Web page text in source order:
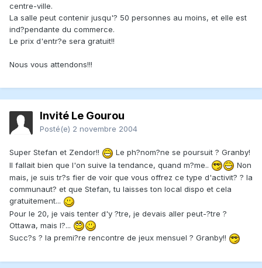
centre-ville.
La salle peut contenir jusqu'? 50 personnes au moins, et elle est
ind?pendante du commerce.
Le prix d'entr?e sera gratuit!!
Nous vous attendons!!!
Invité Le Gourou
Posté(e) 2 novembre 2004
Super Stefan et Zendor!!
Le ph?nom?ne se poursuit ? Granby!
Il fallait bien que l'on suive la tendance, quand m?me..
Non
mais, je suis tr?s fier de voir que vous offrez ce type d'activit? ? la
communaut? et que Stefan, tu laisses ton local dispo et cela
gratuitement...
Pour le 20, je vais tenter d'y ?tre, je devais aller peut-?tre ?
Ottawa, mais l?...
Succ?s ? la premi?re rencontre de jeux mensuel ? Granby!!